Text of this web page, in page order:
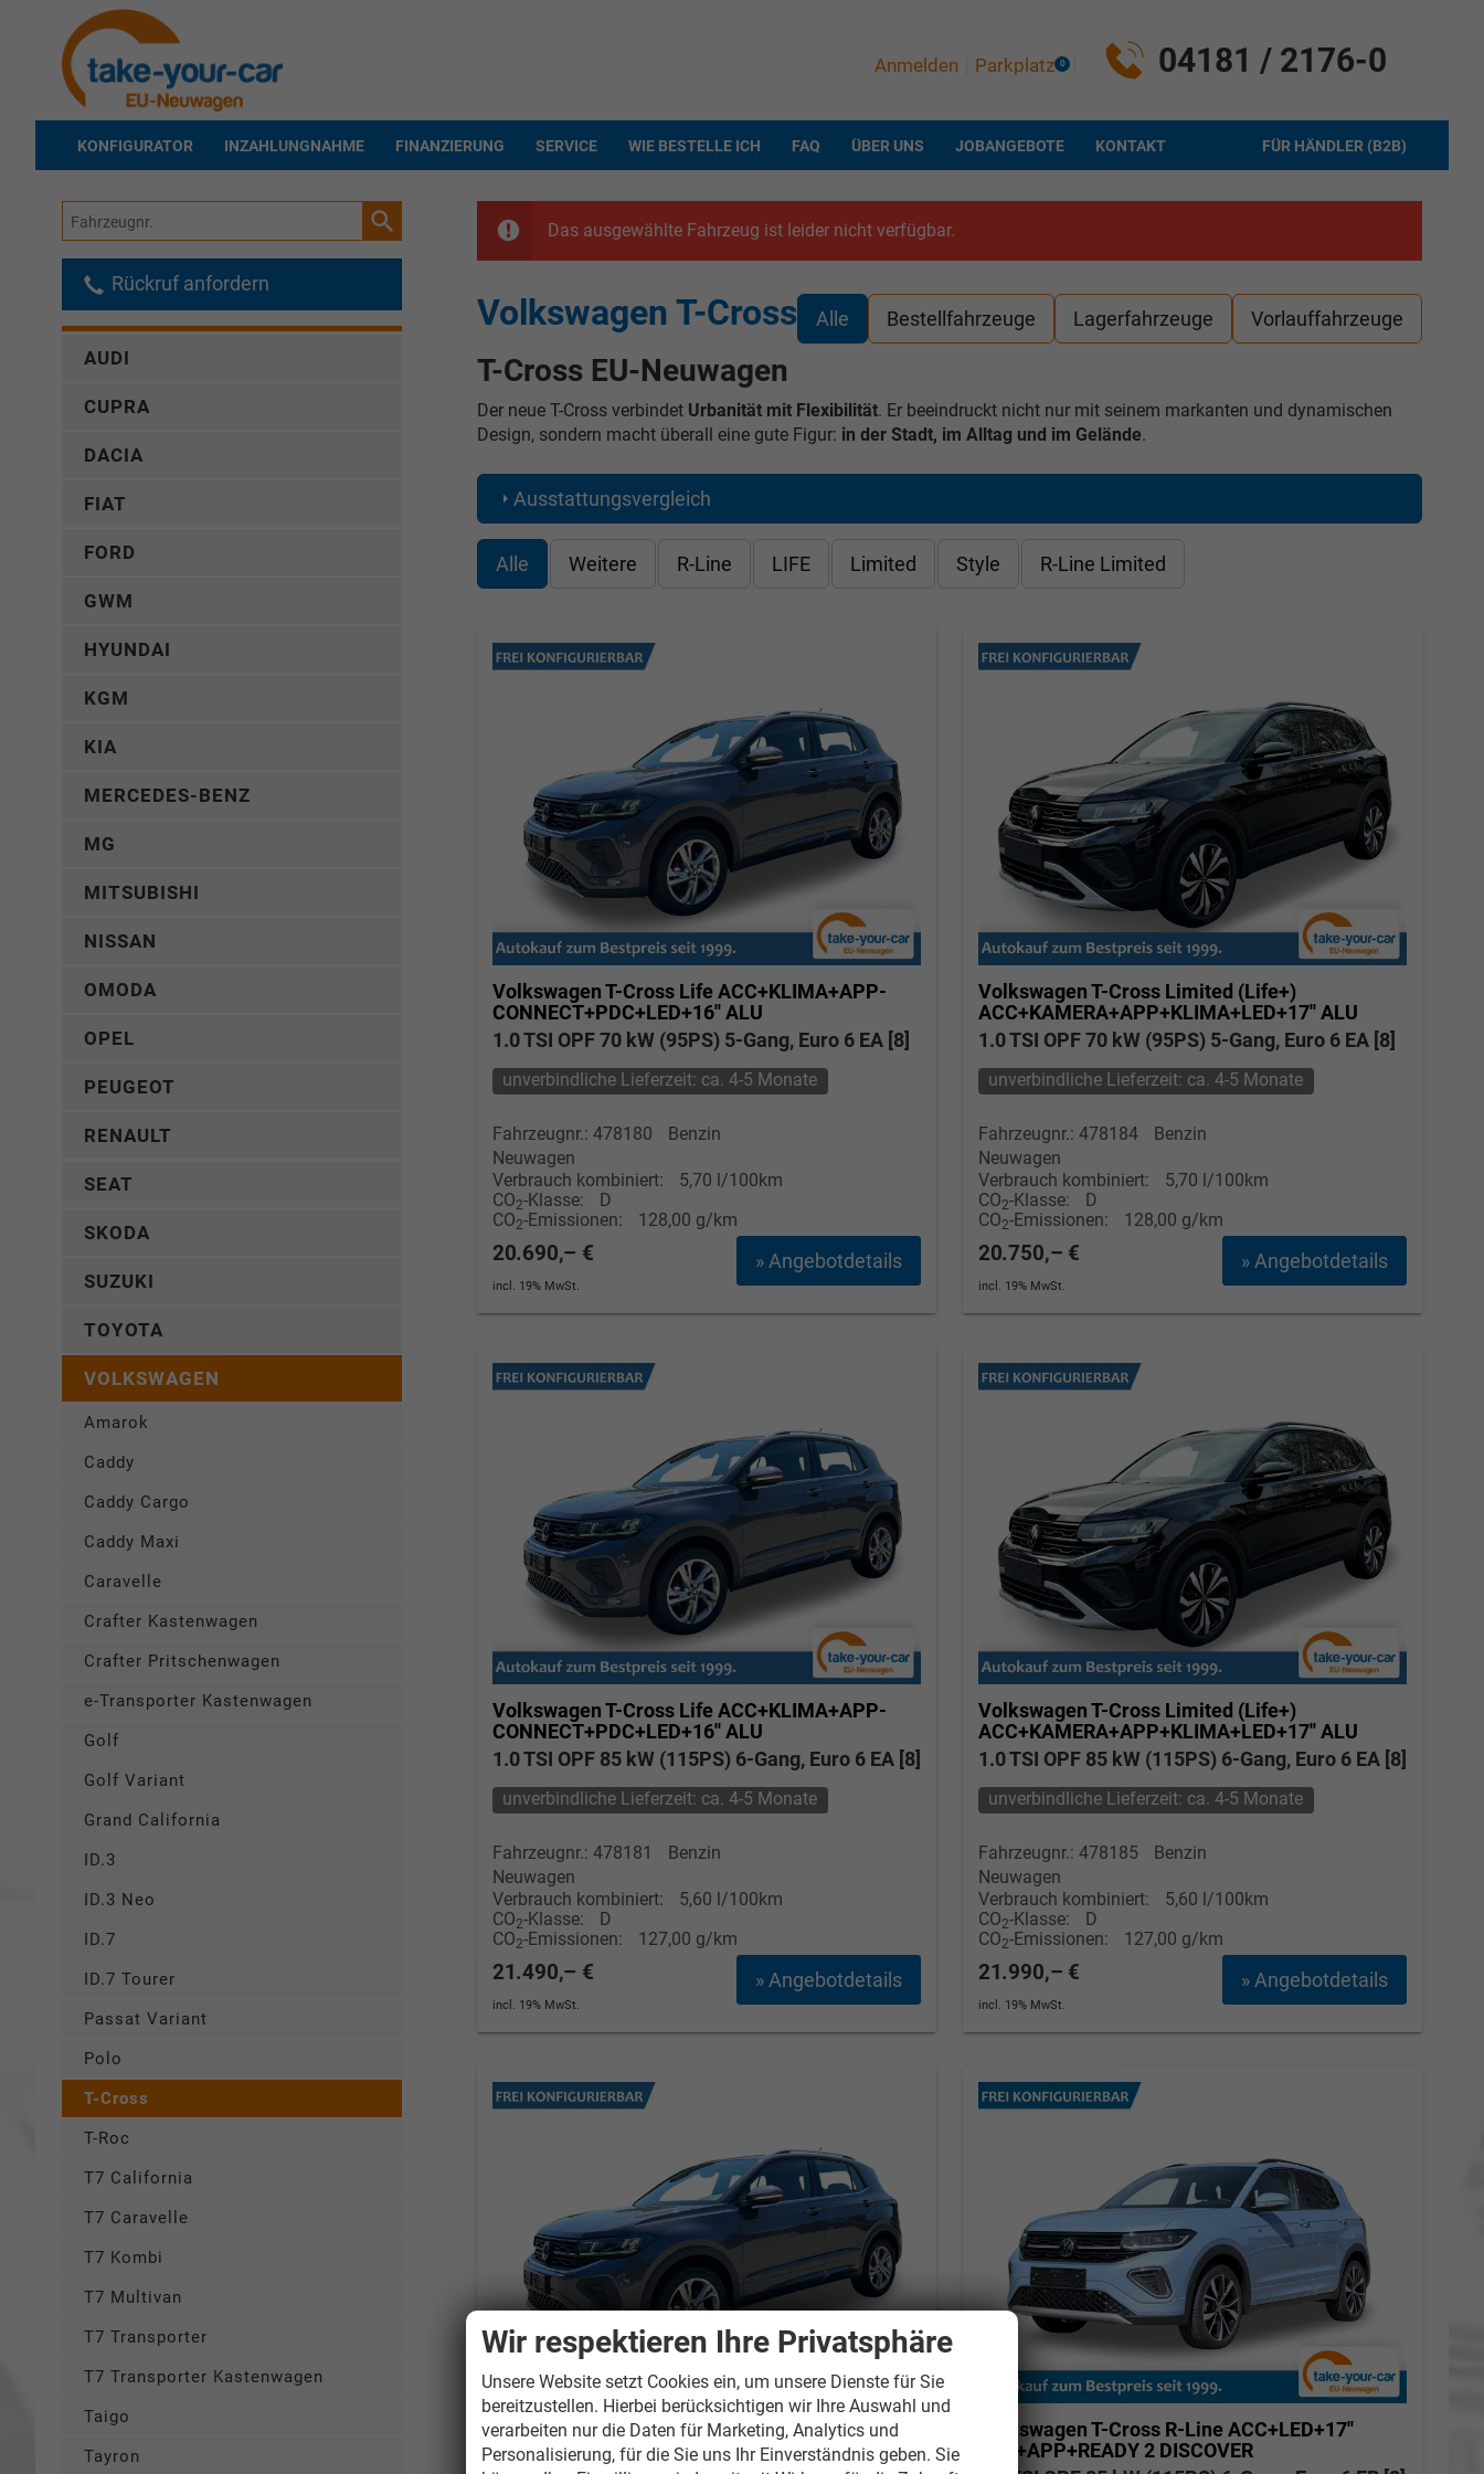
04181 / 2176-0
Anmelden Parkplatz 0
KONFIGURATOR INZAHLUNGNAHME FINANZIERUNG SERVICE WIE BESTELLE ICH FAQ ÜBER UNS JOBANGEBOTE FÜR HÄNDLER (B2B)
KONTAKT
Das ausgewählte Fahrzeug ist leider nicht verfügbar.
Alle Bestellfahrzeuge Lagerfahrzeuge Vorlauffahrzeuge
Volkswagen T-Cross
T-Cross EU-Neuwagen
Der neue T-Cross verbindet Urbanität mit Flexibilität. Er beeindruckt nicht nur mit seinem markanten und dynamischen
Design, sondern macht überall eine gute Figur: in der Stadt, im Alltag und im Gelände.
Ausstattungsvergleich
Alle Weitere R-Line LIFE Limited Style R-Line Limited
Volkswagen T-Cross Life ACC+KLIMA+APP-
CONNECT+PDC+LED+16'' ALU
1.0 TSI OPF 70 kW (95PS) 5-Gang, Euro 6 EA [8]
unverbindliche Lieferzeit: ca. 4-5 Monate
Fahrzeugnr.: 478180
Benzin
Neuwagen
Verbrauch kombiniert:
5,70 l/100km
CO2-Klasse:
D
CO2-Emissionen: 128,00 g/km
» Angebotdetails
20.690,– €
incl. 19% MwSt.
Volkswagen T-Cross Limited (Life+)
ACC+KAMERA+APP+KLIMA+LED+17'' ALU
1.0 TSI OPF 70 kW (95PS) 5-Gang, Euro 6 EA [8]
unverbindliche Lieferzeit: ca. 4-5 Monate
Fahrzeugnr.: 478184
Benzin
Neuwagen
Verbrauch kombiniert:
5,70 l/100km
CO2-Klasse:
D
CO2-Emissionen: 128,00 g/km
» Angebotdetails
20.750,– €
incl. 19% MwSt.
Volkswagen T-Cross Life ACC+KLIMA+APP-
CONNECT+PDC+LED+16'' ALU
1.0 TSI OPF 85 kW (115PS) 6-Gang, Euro 6 EA [8]
unverbindliche Lieferzeit: ca. 4-5 Monate
Fahrzeugnr.: 478181
Benzin
Neuwagen
Verbrauch kombiniert:
5,60 l/100km
CO2-Klasse:
D
CO2-Emissionen: 127,00 g/km
» Angebotdetails
21.490,– €
incl. 19% MwSt.
Volkswagen T-Cross Limited (Life+)
ACC+KAMERA+APP+KLIMA+LED+17'' ALU
1.0 TSI OPF 85 kW (115PS) 6-Gang, Euro 6 EA [8]
unverbindliche Lieferzeit: ca. 4-5 Monate
Fahrzeugnr.: 478185
Benzin
Neuwagen
Verbrauch kombiniert:
5,60 l/100km
CO2-Klasse:
D
CO2-Emissionen: 127,00 g/km
» Angebotdetails
21.990,– €
incl. 19% MwSt.
Volkswagen T-Cross Style IQ.LIGHT
MATRIX+ACC+APP+17'' ALU
Volkswagen T-Cross R-Line ACC+LED+17''
ALU+APP+READY 2 DISCOVER
Fahrzeugnr.
Rückruf anfordern
AUDI
CUPRA
DACIA
FIAT
FORD
GWM
HYUNDAI
KGM
KIA
MERCEDES-BENZ
MG
MITSUBISHI
NISSAN
OMODA
OPEL
PEUGEOT
RENAULT
SEAT
SKODA
SUZUKI
TOYOTA
VOLKSWAGEN
Amarok
Caddy
Caddy Cargo
Caddy Maxi
Caravelle
Crafter Kastenwagen
Crafter Pritschenwagen
e-Transporter Kastenwagen
Golf
Golf Variant
Grand California
ID.3
ID.3 Neo
ID.7
ID.7 Tourer
Passat Variant
Polo
T-Cross
T-Roc
T7 California
T7 Caravelle
T7 Kombi
T7 Multivan
T7 Transporter
T7 Transporter Kastenwagen
Taigo
Tayron
Wir respektieren Ihre Privatsphäre
Unsere Website setzt Cookies ein, um unsere Dienste für Sie
bereitzustellen. Hierbei berücksichtigen wir Ihre Auswahl und
verarbeiten nur die Daten für Marketing, Analytics und
Personalisierung, für die Sie uns Ihr Einverständnis geben. Sie